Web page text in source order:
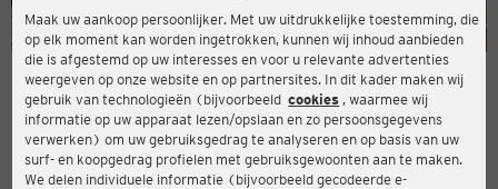
Maak uw aankoop persoonlijker. Met uw uitdrukkelijke toestemming, die
op elk moment kan worden ingetrokken, kunnen wij inhoud aanbieden
die is afgestemd op uw interesses en voor u relevante advertenties
weergeven op onze website en op partnersites. In dit kader maken wij
gebruik van technologieën (bijvoorbeeld cookies , waarmee wij
informatie op uw apparaat lezen/opslaan en zo persoonsgegevens
verwerken) om uw gebruiksgedrag te analyseren en op basis van uw
surf- en koopgedrag profielen met gebruiksgewoonten aan te maken.
We delen individuele informatie (bijvoorbeeld gecodeerde e-
ERNSTING'S FAMILY-WINKEL
Marktplatz 2
92421 Schwandorf